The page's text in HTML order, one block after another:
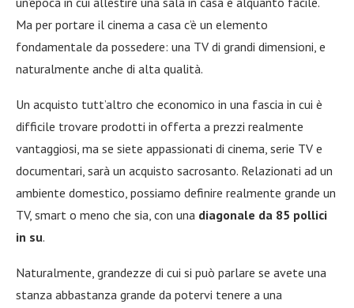
Ma per portare il cinema a casa c’è un elemento
fondamentale da possedere: una TV di grandi dimensioni, e
naturalmente anche di alta qualità.
Un acquisto tutt’altro che economico in una fascia in cui è
difficile trovare prodotti in offerta a prezzi realmente
vantaggiosi, ma se siete appassionati di cinema, serie TV e
documentari, sarà un acquisto sacrosanto. Relazionati ad un
ambiente domestico, possiamo definire realmente grande un
TV, smart o meno che sia, con una diagonale da 85 pollici
in su.
Naturalmente, grandezze di cui si può parlare se avete una
stanza abbastanza grande da potervi tenere a una